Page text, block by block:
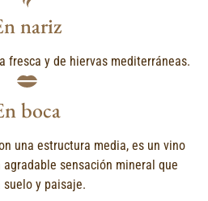
nariz
fresca y de hiervas mediterráneas.
boca
una estructura media, es un vino
sensación mineral que
suelo y paisaje.